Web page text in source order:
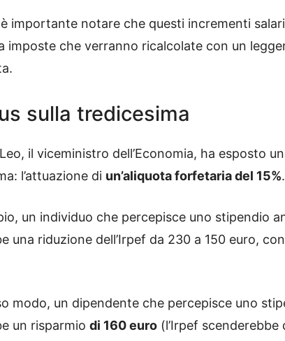
importante notare che questi incrementi
imposte che verranno ricalcolate con un
sulla tredicesima
il viceministro dell’Economia, ha esposto
l’attuazione di un’aliquota forfetaria del 15%.
un individuo che percepisce uno stipendio
una riduzione dell’Irpef da 230 a 150 euro,
modo, un dipendente che percepisce uno
un risparmio di 160 euro (l’Irpef